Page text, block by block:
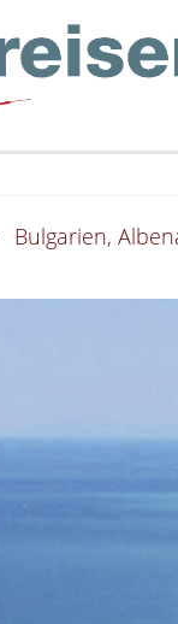
Bulgarien,